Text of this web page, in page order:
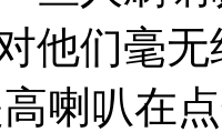
他们毫
喇叭在